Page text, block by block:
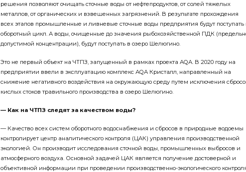
решения позволяют очищать сточные воды от нефтепродуктов, от солей тяжелых
металлов, от органических и взвешенных загрязнений. В результате прохождения
всех этапов промышленные и ливневые сточные воды предприятия будут поступать
оборотный цикл. А воды, очищенные до значения рыбохозяй­ственной ПДК
допустимой концентрации), будут поступать в озеро Шелюгино.
Это не первый объект на ЧТПЗ, запущенный в рамках проекта АQА. В 2020 году на
предприятии ввели в эксплуатацию комплекс АQА Кристалл, направленный на
снижение негативного воздействия на окружающую среду путем исключения
кислых стоков травильного ­производства в озеро Шелюгино.
— Как на ЧТПЗ следят за качеством воды?
— Качество всех систем оборотного водоснабжения и сбросов в природные водоемы
контролирует центр аналитического контроля (ЦАК) управления производственной
экологией. Он производит исследования сточной воды, промышленных выбросов и
атмосферного воздуха. Основной задачей ЦАК является получение достоверной и
объективной информации при проведении производственно-экологического